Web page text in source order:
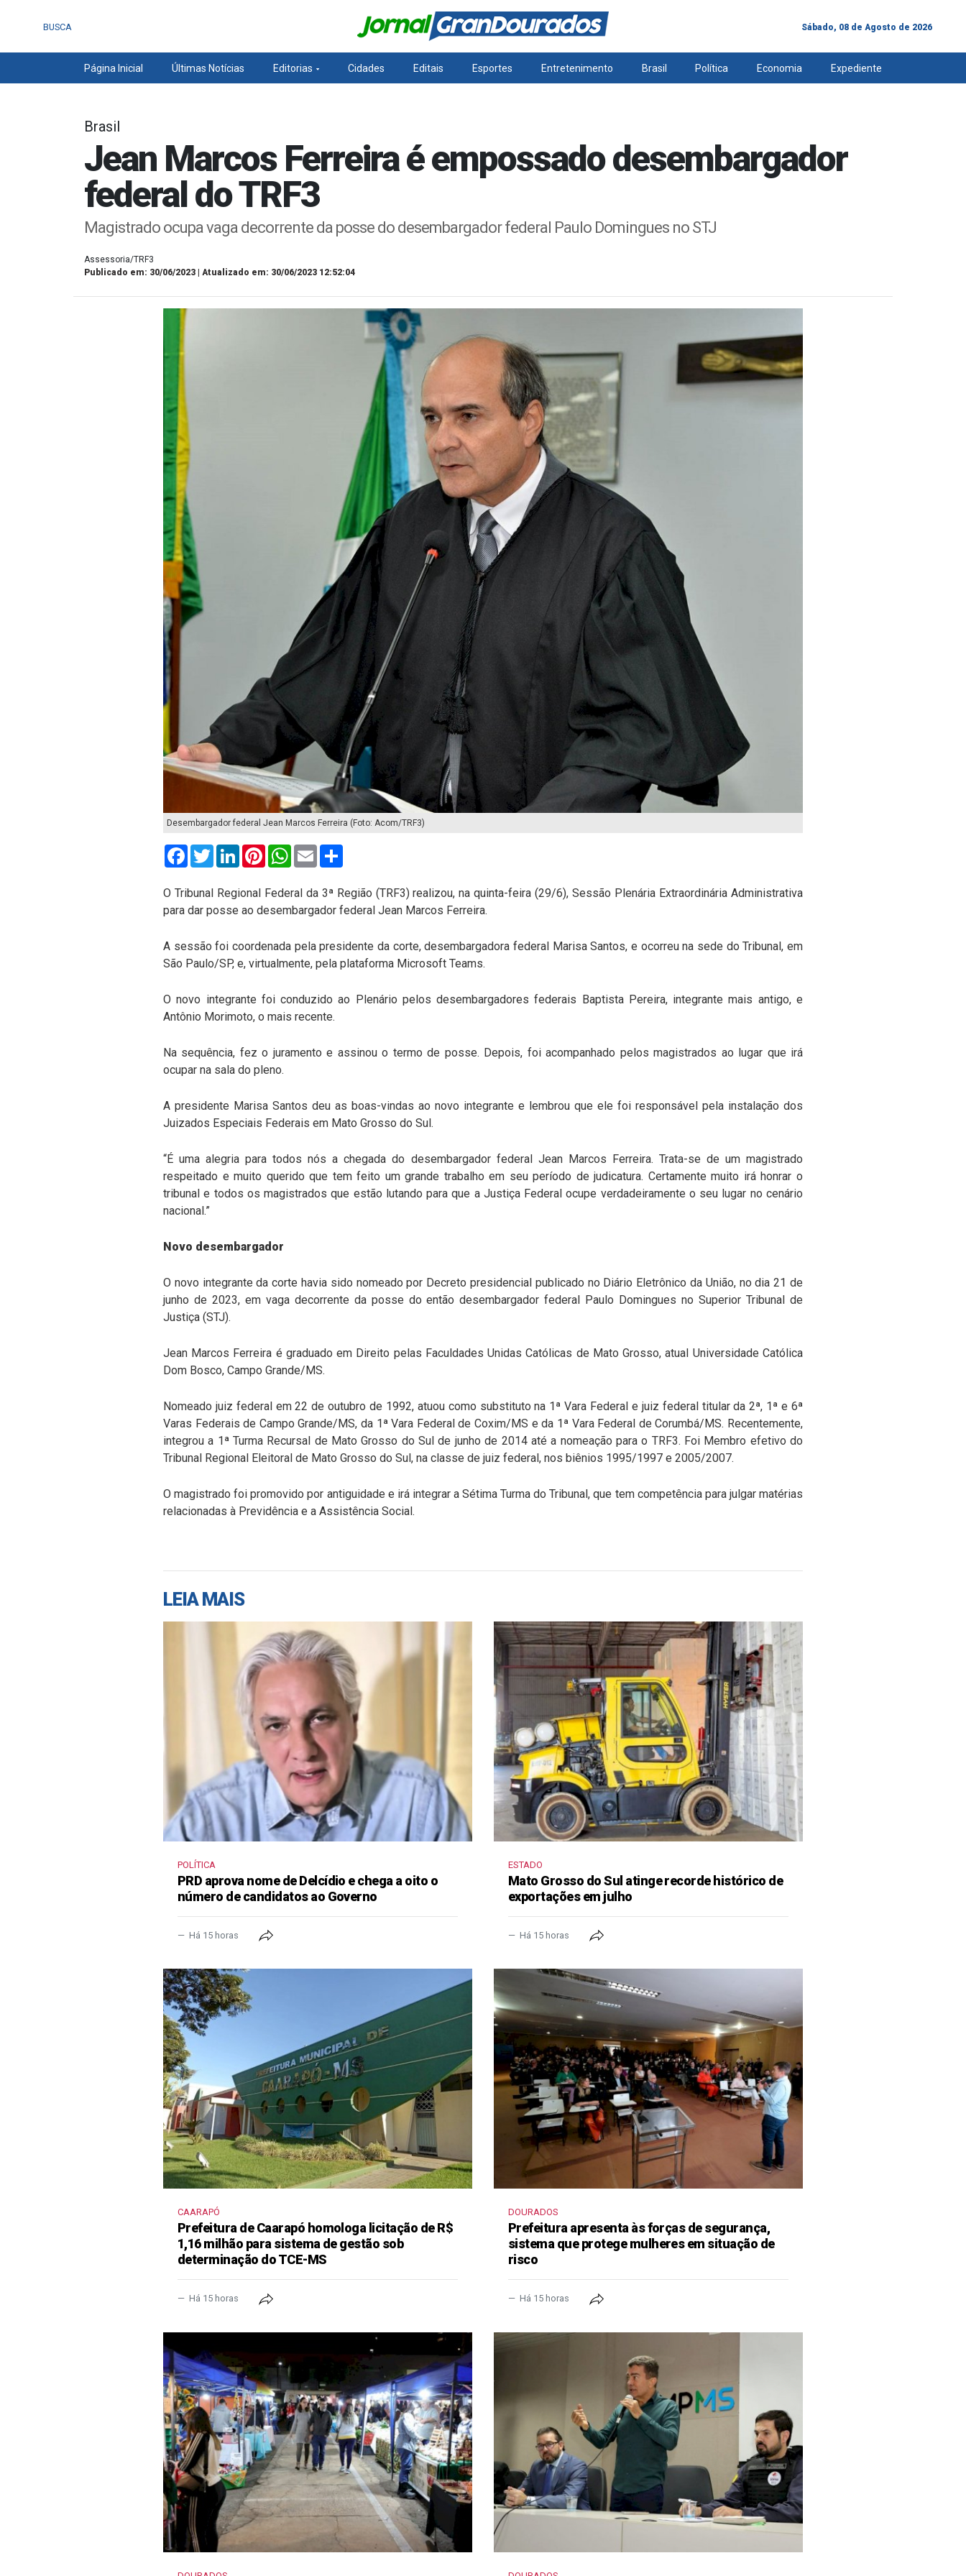
BUSCA Sábado, 08 de Agosto de 2026
Página Inicial Últimas Notícias Editorias Cidades Editais Esportes Entretenimento Brasil Política Economia Expediente
Brasil
Jean Marcos Ferreira é empossado desembargador
federal do TRF3
Magistrado ocupa vaga decorrente da posse do desembargador federal Paulo Domingues no STJ
Assessoria/TRF3
Publicado em: 30/06/2023 | Atualizado em: 30/06/2023 12:52:04
Desembargador federal Jean Marcos Ferreira (Foto: Acom/TRF3)
FacebookTwitterLinkedInPinterestWhatsApp
Email
O Tribunal Regional Federal da 3ª Região (TRF3) realizou, na quinta-feira (29/6), Sessão Plenária Extraordinária Administrativa
para dar posse ao desembargador federal Jean Marcos Ferreira.
A sessão foi coordenada pela presidente da corte, desembargadora federal Marisa Santos, e ocorreu na sede do Tribunal, em
São Paulo/SP, e, virtualmente, pela plataforma Microsoft Teams.
O novo integrante foi conduzido ao Plenário pelos desembargadores federais Baptista Pereira, integrante mais antigo, e
Antônio Morimoto, o mais recente.
Na sequência, fez o juramento e assinou o termo de posse. Depois, foi acompanhado pelos magistrados ao lugar que irá
ocupar na sala do pleno.
A presidente Marisa Santos deu as boas-vindas ao novo integrante e lembrou que ele foi responsável pela instalação dos
Juizados Especiais Federais em Mato Grosso do Sul.
“É uma alegria para todos nós a chegada do desembargador federal Jean Marcos Ferreira. Trata-se de um magistrado
respeitado e muito querido que tem feito um grande trabalho em seu período de judicatura. Certamente muito irá honrar o
tribunal e todos os magistrados que estão lutando para que a Justiça Federal ocupe verdadeiramente o seu lugar no cenário
nacional.”
Novo desembargador
O novo integrante da corte havia sido nomeado por Decreto presidencial publicado no Diário Eletrônico da União, no dia 21 de
junho de 2023, em vaga decorrente da posse do então desembargador federal Paulo Domingues no Superior Tribunal de
Justiça (STJ).
Jean Marcos Ferreira é graduado em Direito pelas Faculdades Unidas Católicas de Mato Grosso, atual Universidade Católica
Dom Bosco, Campo Grande/MS.
Nomeado juiz federal em 22 de outubro de 1992, atuou como substituto na 1ª Vara Federal e juiz federal titular da 2ª, 1ª e 6ª
Varas Federais de Campo Grande/MS, da 1ª Vara Federal de Coxim/MS e da 1ª Vara Federal de Corumbá/MS. Recentemente,
integrou a 1ª Turma Recursal de Mato Grosso do Sul de junho de 2014 até a nomeação para o TRF3. Foi Membro efetivo do
Tribunal Regional Eleitoral de Mato Grosso do Sul, na classe de juiz federal, nos biênios 1995/1997 e 2005/2007.
O magistrado foi promovido por antiguidade e irá integrar a Sétima Turma do Tribunal, que tem competência para julgar matérias
relacionadas à Previdência e a Assistência Social.
LEIA MAIS
POLÍTICA
PRD aprova nome de Delcídio e chega a oito o
número de candidatos ao Governo
Há 15 horas
ESTADO
Mato Grosso do Sul atinge recorde histórico de
exportações em julho
Há 15 horas
CAARAPÓ
Prefeitura de Caarapó homologa licitação de R$
1,16 milhão para sistema de gestão sob
determinação do TCE-MS
Há 15 horas
DOURADOS
Prefeitura apresenta às forças de segurança,
sistema que protege mulheres em situação de
risco
Há 15 horas